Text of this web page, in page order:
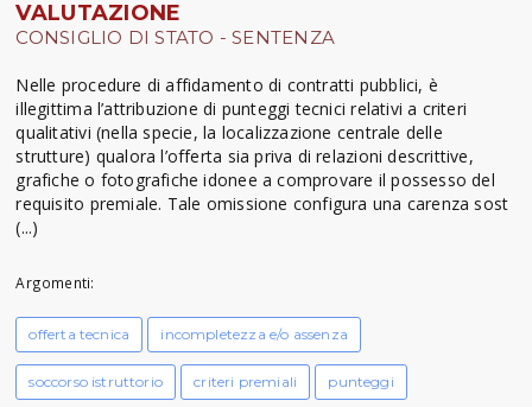
VALUTAZIONE
CONSIGLIO DI STATO - SENTENZA
Nelle procedure di affidamento di contratti pubblici, è
illegittima l’attribuzione di punteggi tecnici relativi a criteri
qualitativi (nella specie, la localizzazione centrale delle
strutture) qualora l’offerta sia priva di relazioni descrittive,
grafiche o fotografiche idonee a comprovare il possesso del
requisito premiale. Tale omissione configura una carenza sost
(...)
Argomenti:
offerta tecnica incompletezza e/o assenza
soccorso istruttorio criteri premiali punteggi